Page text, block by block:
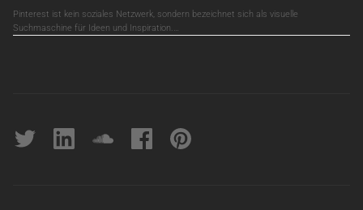
Pinterest ist kein soziales Netzwerk, sondern bezeichnet sich als visuelle
Suchmaschine für Ideen und Inspiration.…
Twitter linkedin soundcloudFacebookpinterest